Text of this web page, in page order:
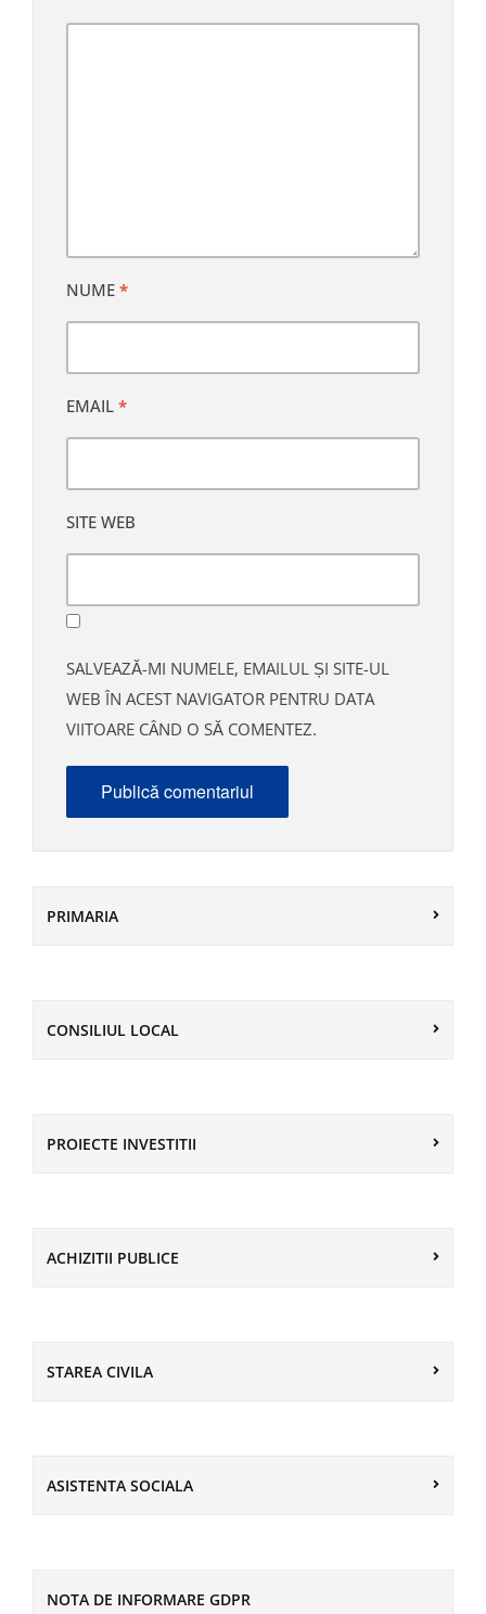
PRIMARIA
CONSILIUL LOCAL
PROIECTE INVESTITII
ACHIZITII PUBLICE
STAREA CIVILA
ASISTENTA SOCIALA
NOTA DE INFORMARE GDPR
NUME *
EMAIL *
SITE WEB
SALVEAZĂ-MI NUMELE, EMAILUL ȘI SITE-UL
WEB ÎN ACEST NAVIGATOR PENTRU DATA
VIITOARE CÂND O SĂ COMENTEZ.